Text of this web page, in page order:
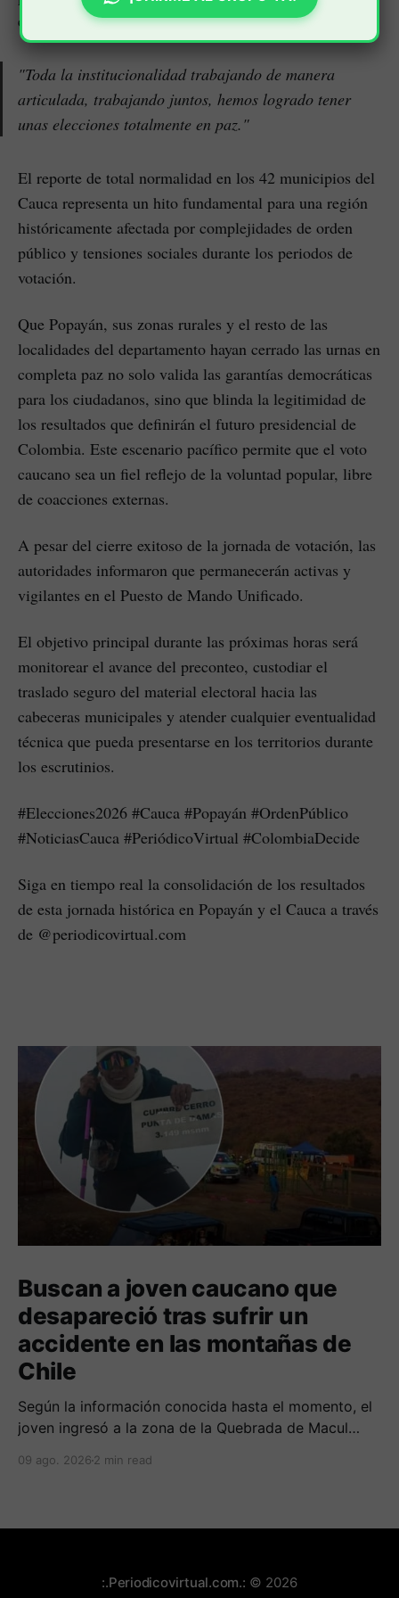
el suroccidente del país.
"Toda la institucionalidad trabajando de manera
articulada, trabajando juntos, hemos logrado tener
unas elecciones totalmente en paz."
El reporte de total normalidad en los 42 municipios del
Cauca representa un hito fundamental para una región
históricamente afectada por complejidades de orden
público y tensiones sociales durante los periodos de
votación.
Que Popayán, sus zonas rurales y el resto de las
localidades del departamento hayan cerrado las urnas en
completa paz no solo valida las garantías democráticas
para los ciudadanos, sino que blinda la legitimidad de
los resultados que definirán el futuro presidencial de
Colombia. Este escenario pacífico permite que el voto
caucano sea un fiel reflejo de la voluntad popular, libre
de coacciones externas.
A pesar del cierre exitoso de la jornada de votación, las
autoridades informaron que permanecerán activas y
vigilantes en el Puesto de Mando Unificado.
El objetivo principal durante las próximas horas será
monitorear el avance del preconteo, custodiar el
traslado seguro del material electoral hacia las
cabeceras municipales y atender cualquier eventualidad
técnica que pueda presentarse en los territorios durante
los escrutinios.
#Elecciones2026 #Cauca #Popayán #OrdenPúblico
#NoticiasCauca #PeriódicoVirtual #ColombiaDecide
Siga en tiempo real la consolidación de los resultados
de esta jornada histórica en Popayán y el Cauca a través
de @periodicovirtual.com
Buscan a joven caucano que
desapareció tras sufrir un
accidente en las montañas de
Chile
Según la información conocida hasta el momento, el
joven ingresó a la zona de la Quebrada de Macul
09 ago. 2026 2 min read
:.Periodicovirtual.com.: © 2026